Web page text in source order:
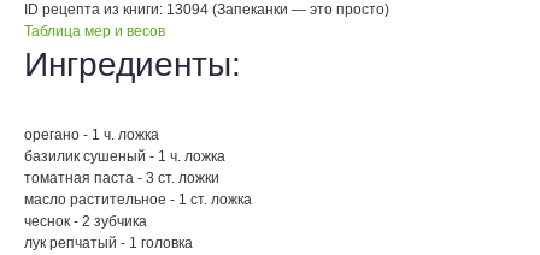
ID рецепта из книги: 13094 (Запеканки — это просто)
Таблица мер и весов
Ингредиенты:
орегано - 1 ч. ложка
базилик сушеный - 1 ч. ложка
томатная паста - 3 ст. ложки
масло растительное - 1 ст. ложка
чеснок - 2 зубчика
лук репчатый - 1 головка